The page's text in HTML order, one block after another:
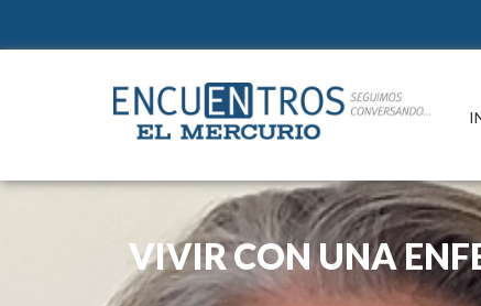
VIVIR CON UNA